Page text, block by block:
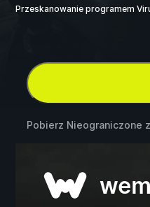
Przeskanowanie programem
Pobierz Nieograniczone